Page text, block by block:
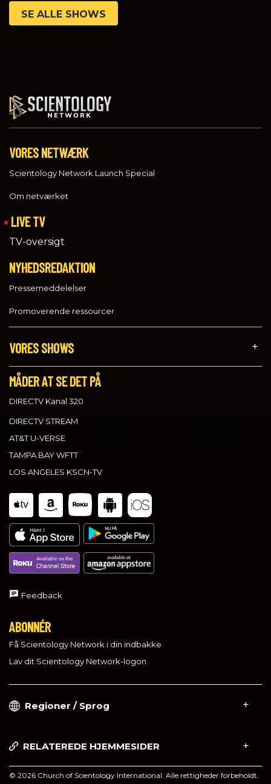
SE ALLE SHOWS
VORES NETWÆRK
Scientology Network Launch Special
Om netværket
LIVE TV
TV-oversigt
NYHEDSREDAKTION
Pressemeddelelser
Promoverende ressourcer
VORES SHOWS
MÅDER AT SE DET PÅ
DIRECTV Kanal 320
DIRECTV STREAM
AT&T U-VERSE
TAMPA BAY WFTT
LOS ANGELES KSCN-TV
Feedback
ABONNÉR
Få Scientology Network i din indbakke
Lav dit Scientology Network-logon
Regioner / Sprog
RELATEREDE HJEMMESIDER
© 2026 Church of Scientology International. Alle rettigheder forbeholdt.